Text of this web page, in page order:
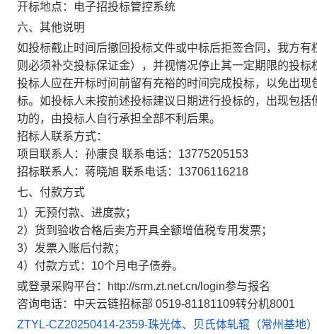
开标地点：电子招投标管控系统
六、其他说明
如投标截止时间后撤回投标文件或中标后拒签合同，我方
则必须补交投标保证金），并视情况停止其一定期限的投标
投标人应在开标时间前留有充裕的时间完成投标，以免出
标。如投标人未按前述投标建议日期进行投标的，出现包
功的，由投标人自行承担全部不利后果。
招标人联系方式：
项目联系人：孙康良 联系电话：13775205153
招标联系人：蒋晓旭 联系电话：13706116218
七、付款方式
1）无预付款、进度款；
2）货到验收合格后卖方开具全额增值税专用发票；
3）发票入账后付款；
4）付款方式：10个月电子债券。
或登录采购平台：http://srm.zt.net.cn/login参与报名
咨询电话：中天云链招标部 0519-81181109转分机8001
ZTYL-CZ20250414-2359-珠光体、贝氏体轧辊（常州基地